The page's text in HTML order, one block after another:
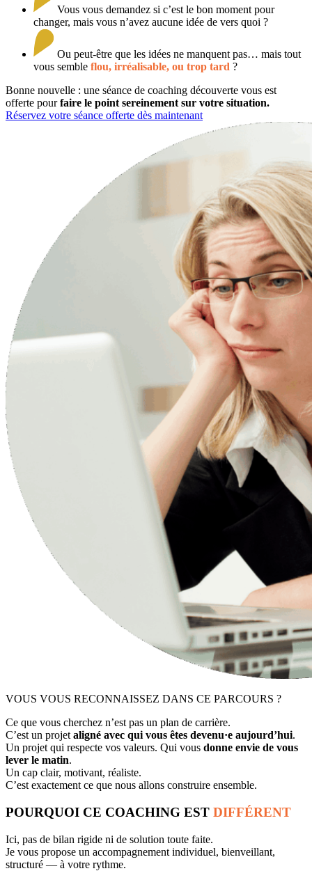
Vous vous demandez si c’est le bon moment pour
changer, mais vous n’avez aucune idée de vers quoi ?
Ou peut-être que les idées ne manquent pas… mais tout
vous semble flou, irréalisable, ou trop tard ?
Bonne nouvelle : une séance de coaching découverte vous est
offerte pourfaire le point sereinement sur votre situation.
Réservez votre séance offerte dès maintenant
VOUS VOUS RECONNAISSEZ DANS CE PARCOURS ?
Ce que vous cherchez n’est pas un plan de carrière.
C’est un projetaligné avec qui vous êtes devenu·e aujourd’hui.
Un projet qui respecte vos valeurs. Qui vous donne envie de vous
lever le matin.
Un cap clair, motivant, réaliste.
C’est exactement ce que nous allons construire ensemble.
POURQUOI CE COACHING EST DIFFÉRENT
Ici, pas de bilan rigide ni de solution toute faite.
Je vous propose un accompagnement individuel, bienveillant,
structuré — à votre rythme.